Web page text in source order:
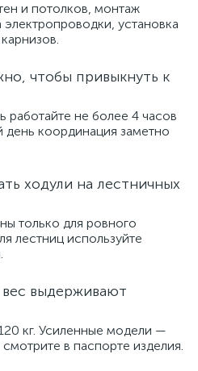
и потолков, монтаж
установка
чтобы привыкнуть к
работайте не более 4 часов
координация заметно
ходули на лестничных
только для ровного
лестниц используйте
выдерживают
кг. Усиленные модели —
в паспорте изделия.